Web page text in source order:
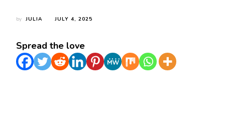
by JULIA JULY 4, 2025
Spread the love